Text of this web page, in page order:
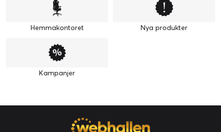
Hemmakontoret Nya produkter
Kampanjer